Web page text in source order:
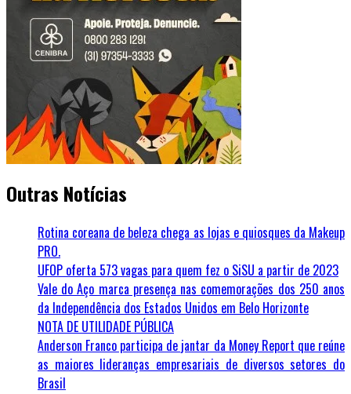
Outras Notícias
Rotina coreana de beleza chega as lojas e quiosques da Makeup
PRO.
UFOP oferta 573 vagas para quem fez o SiSU a partir de 2023
Vale do Aço marca presença nas comemorações dos 250 anos
da Independência dos Estados Unidos em Belo Horizonte
NOTA DE UTILIDADE PÚBLICA
Anderson Franco participa de jantar da Money Report que reúne
as maiores lideranças empresariais de diversos setores do
Brasil